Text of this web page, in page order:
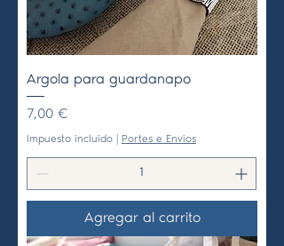
Argola para guardanapo
Precio
7,00 €
Impuesto incluido Portes e Envios
Agregar al carrito